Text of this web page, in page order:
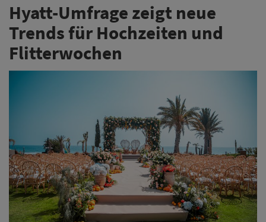
Hyatt-Umfrage zeigt neue
Trends für Hochzeiten und
Flitterwochen